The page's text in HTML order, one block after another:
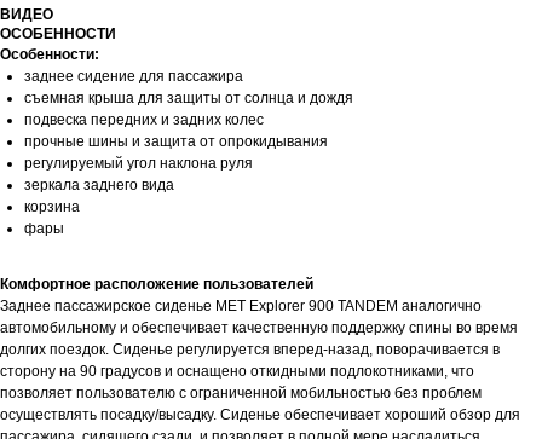
ВИДЕО
ОСОБЕННОСТИ
Особенности:
заднее сидение для пассажира
съемная крыша для защиты от солнца и дождя
подвеска передних и задних колес
прочные шины и защита от опрокидывания
регулируемый угол наклона руля
зеркала заднего вида
корзина
фары
Комфортное расположение пользователей
Заднее пассажирское сиденье MET Explorer 900 TANDEM аналогично
автомобильному и обеспечивает качественную поддержку спины во время
долгих поездок. Сиденье регулируется вперед-назад, поворачивается в
сторону на 90 градусов и оснащено откидными подлокотниками, что
позволяет пользователю с ограниченной мобильностью без проблем
осуществлять посадку/высадку. Сиденье обеспечивает хороший обзор для